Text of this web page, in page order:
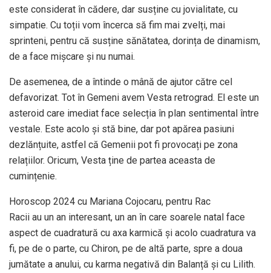
este considerat în cădere, dar susține cu jovialitate, cu
simpatie. Cu toții vom încerca să fim mai zvelți, mai
sprinteni, pentru că susține sănătatea, dorința de dinamism,
de a face mișcare și nu numai.
De asemenea, de a întinde o mână de ajutor către cel
defavorizat. Tot în Gemeni avem Vesta retrograd. El este un
asteroid care imediat face selecția în plan sentimental între
vestale. Este acolo și stă bine, dar pot apărea pasiuni
dezlănțuite, astfel că Gemenii pot fi provocați pe zona
relațiilor. Oricum, Vesta ține de partea aceasta de
cumințenie.
Horoscop 2024 cu Mariana Cojocaru, pentru Rac
Racii au un an interesant, un an în care soarele natal face
aspect de cuadratură cu axa karmică și acolo cuadratura va
fi, pe de o parte, cu Chiron, pe de altă parte, spre a doua
jumătate a anului, cu karma negativă din Balanță și cu Lilith.